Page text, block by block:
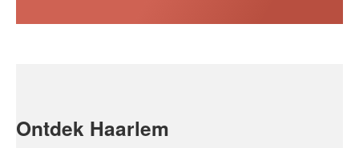
Ontdek Haarlem